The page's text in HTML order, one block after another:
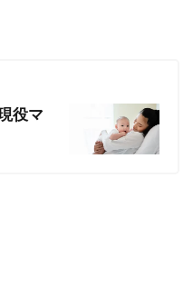
役マ